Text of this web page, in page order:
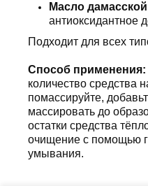
Масло
антиоксидантное
Подходит для всех
Способ применения:
количество средства
помассируйте,
массировать до
остатки средства
очищение с помощью
умывания.